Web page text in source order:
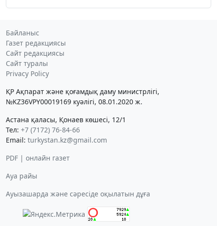
Байланыс
Газет редакциясы
Сайт редакциясы
Сайт туралы
Privacy Policy
ҚР Ақпарат және қоғамдық даму министрлігі,
№KZ36VPY00019169 куәлігі, 08.01.2020 ж.
Астана қаласы, Қонаев көшесі, 12/1
Тел: +7 (7172) 76-84-66
Email: turkystan.kz@gmail.com
PDF | онлайн газет
Ауа райы
Ауызашарда және сәресіде оқылатын дұға